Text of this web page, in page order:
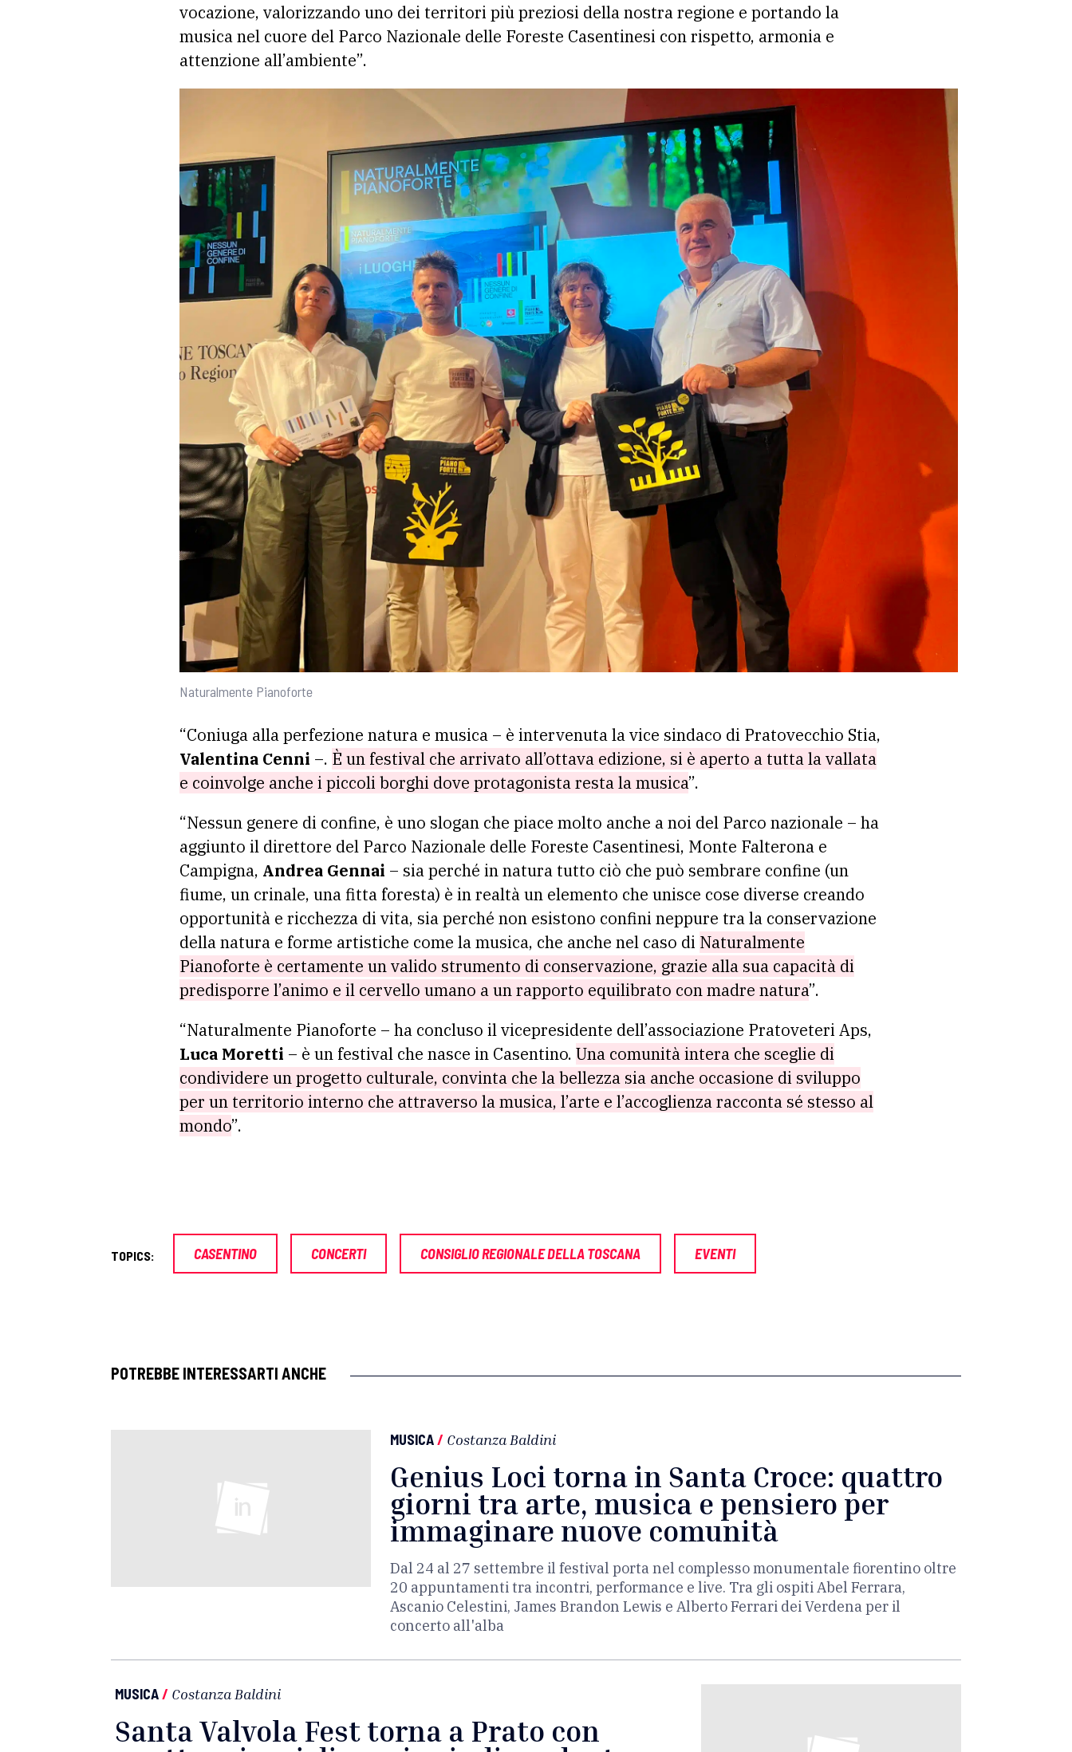
vocazione, valorizzando uno dei territori più preziosi della nostra regione e portando la
musica nel cuore del Parco Nazionale delle Foreste Casentinesi con rispetto, armonia e
attenzione all’ambiente”.
Naturalmente Pianoforte
“Coniuga alla perfezione natura e musica – è intervenuta la vice sindaco di Pratovecchio Stia,
Valentina Cenni –. È un festival che arrivato all’ottava edizione, si è aperto a tutta la vallata
e coinvolge anche i piccoli borghi dove protagonista resta la musica”.
“Nessun genere di confine, è uno slogan che piace molto anche a noi del Parco nazionale – ha
aggiunto il direttore del Parco Nazionale delle Foreste Casentinesi, Monte Falterona e
Campigna, Andrea Gennai – sia perché in natura tutto ciò che può sembrare confine (un
fiume, un crinale, una fitta foresta) è in realtà un elemento che unisce cose diverse creando
opportunità e ricchezza di vita, sia perché non esistono confini neppure tra la conservazione
della natura e forme artistiche come la musica, che anche nel caso di Naturalmente
Pianoforte è certamente un valido strumento di conservazione, grazie alla sua capacità di
predisporre l’animo e il cervello umano a un rapporto equilibrato con madre natura”.
“Naturalmente Pianoforte – ha concluso il vicepresidente dell’associazione Pratoveteri Aps,
Luca Moretti – è un festival che nasce in Casentino. Una comunità intera che sceglie di
condividere un progetto culturale, convinta che la bellezza sia anche occasione di sviluppo
per un territorio interno che attraverso la musica, l’arte e l’accoglienza racconta sé stesso al
mondo”.
TOPICS: CASENTINO CONCERTI CONSIGLIO REGIONALE DELLA TOSCANA EVENTI
POTREBBE INTERESSARTI ANCHE
MUSICA/ Costanza Baldini
Genius Loci torna in Santa Croce: quattro
giorni tra arte, musica e pensiero per
immaginare nuove comunità
Dal 24 al 27 settembre il festival porta nel complesso monumentale fiorentino oltre
20 appuntamenti tra incontri, performance e live. Tra gli ospiti Abel Ferrara,
Ascanio Celestini, James Brandon Lewis e Alberto Ferrari dei Verdena per il
concerto all'alba
MUSICA/ Costanza Baldini
Santa Valvola Fest torna a Prato con